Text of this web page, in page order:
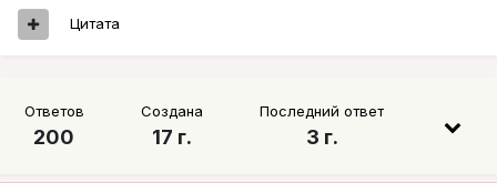
Цитата
Ответов
200
Создана
17 г.
Последний ответ
3 г.